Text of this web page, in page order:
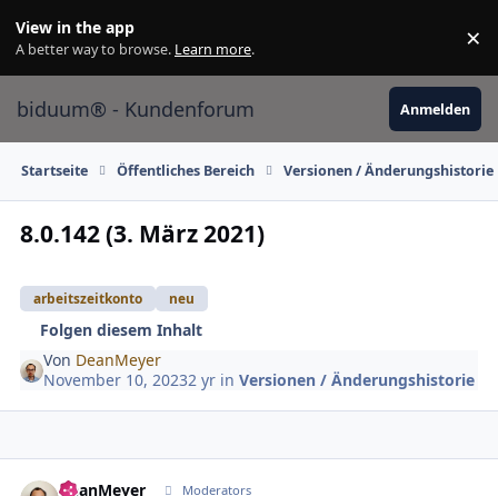
View in the app
A better way to browse. Learn more. ×
biduum® - Kundenforum Anmelden
Startseite Öffentliches Bereich Versionen / Änderungshistorie
8.0.142 (3. März 2021)
arbeitszeitkonto neu
Folgen diesem Inhalt
Von DeanMeyer
November 10, 20232 yr inVersionen / Änderungshistorie
DeanMeyer Moderators